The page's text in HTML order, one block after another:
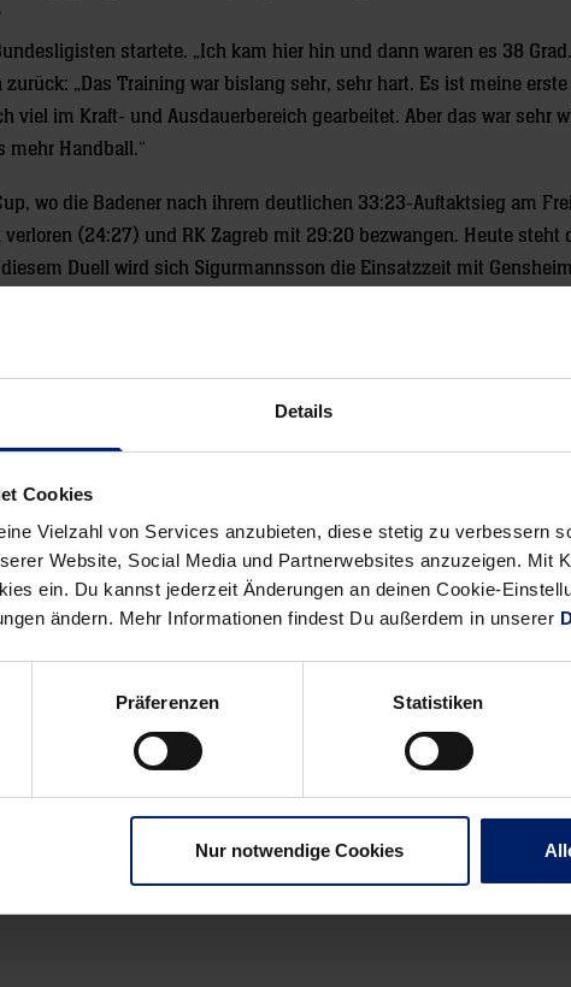
Details
Cookies
Vielzahl von Services anzubieten, diese stetig zu verbessern
Website, Social Media und Partnerwebsites anzuzeigen. Mit
ein. Du kannst jederzeit Änderungen an deinen Cookie-
ändern. Mehr Informationen findest Du außerdem in unserer
Präferenzen Statistiken
Nur notwendige Cookies
startete. „Ich kam hier hin und dann waren es 38
„Das Training war bislang sehr, sehr hart. Es ist meine erste
viel im Kraft- und Ausdauerbereich gearbeitet. Aber das war sehr
mehr Handball.“
wo die Badener nach ihrem deutlichen 33:23-Auftaktsieg am
(24:27) und RK Zagreb mit 29:20 bezwangen. Heute steht
Duell wird sich Sigurmannsson die Einsatzzeit mit
Alleinunterhalter auf Linksaußen Geschichte, was für den Isländer
sehr hart arbeiten muss. Uwe ist ein guter Spieler und ich
durch die Champions League. Deshalb denke ich, dass ich meine
schon jetzt entgegen, war er doch noch nie in diesem
Aufgaben warten“, weiß der Blondschopf um die starken Gegner
sieht der Terminkalender bis zum Jahreswechsel aus. So schnell
sowieso immer kälter.
News: